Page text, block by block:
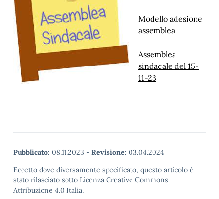
Modello adesione
assemblea
Assemblea
sindacale del 15-
11-23
Pubblicato: 08.11.2023 - Revisione: 03.04.2024
Eccetto dove diversamente specificato, questo articolo è
stato rilasciato sotto Licenza Creative Commons
Attribuzione 4.0 Italia.